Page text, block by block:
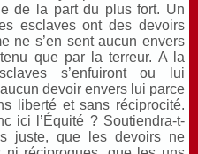
de la part du plus fort. Un
esclaves ont des devoirs
ne s’en sent aucun envers
que par la terreur. A la
s’enfuiront ou lui
devoir envers lui parce
liberté et sans réciprocité.
ici l’Équité ? Soutiendra-t-
juste, que les devoirs ne